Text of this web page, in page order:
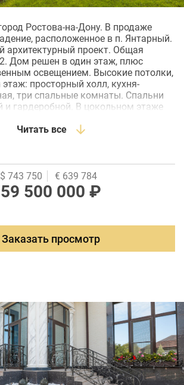
Ростова-на-Дону. В продаже
расположенное в п. Янтарный.
архитектурный проект. Общая
Дом решен в один этаж, плюс
освещением. Высокие потолки,
просторный холл, кухня-
три спальные комнаты. Спальни
и гардеробной. В цокольном этаже
хоз.помещения. Дом
интерьер, который всегда
оснащение также на высоком
встроенной бытовой техникой
- Laufen Azzurra. Размер земельного
также отдельностоящий
всеми коммуникациями. Гараж на три
супермаркет, новая школа, ТРЦ
Читать все
$ 743 750 € 639 784
59 500 000 ₽
Заказать просмотр